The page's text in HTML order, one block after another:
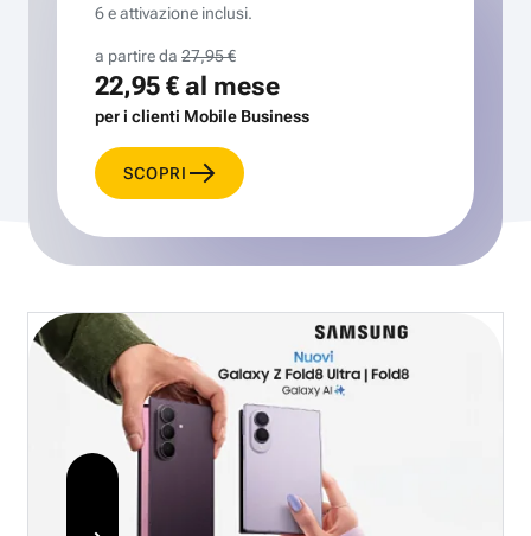
6 e attivazione inclusi.
a partire da 27,95 €
22,95 €al mese
per i clienti Mobile Business
SCOPRI